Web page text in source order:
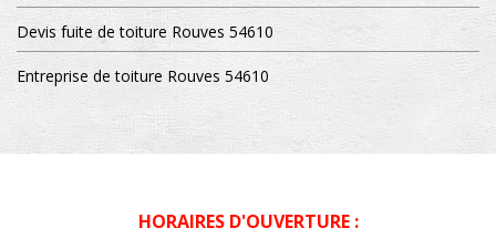
Devis fuite de toiture Rouves 54610
Entreprise de toiture Rouves 54610
HORAIRES D'OUVERTURE :